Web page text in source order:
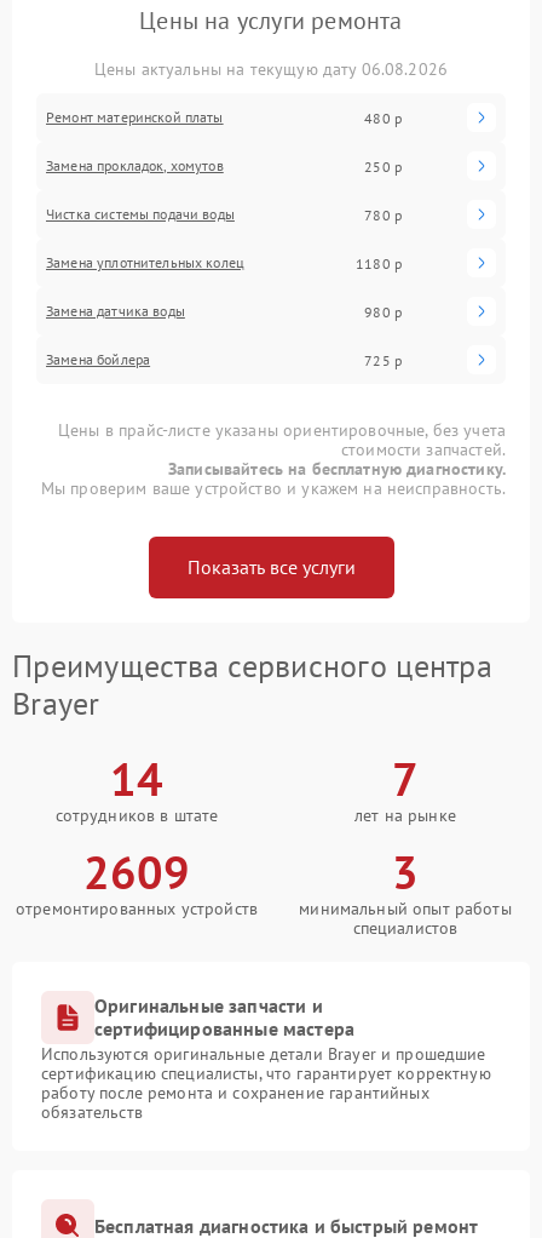
Цены на услуги ремонта
Цены актуальны на текущую дату 06.08.2026
Ремонт материнской платы 480 р
Замена прокладок, хомутов 250 р
Чистка системы подачи воды 780 р
Замена уплотнительных колец 1180 р
Замена датчика воды 980 р
Замена бойлера 725 р
Цены в прайс-листе указаны ориентировочные, без учета
стоимости запчастей.
Записывайтесь на бесплатную диагностику.
Мы проверим ваше устройство и укажем на неисправность.
Показать все услуги
Преимущества сервисного центра
Brayer
14
сотрудников в штате
7
лет на рынке
2609
отремонтированных устройств
3
минимальный опыт работы
специалистов
Оригинальные запчасти и
сертифицированные мастера
Используются оригинальные детали Brayer и прошедшие
сертификацию специалисты, что гарантирует корректную
работу после ремонта и сохранение гарантийных
обязательств
Бесплатная диагностика и быстрый ремонт